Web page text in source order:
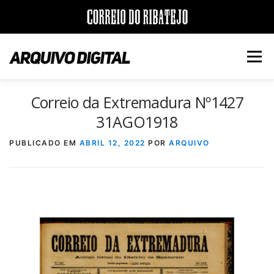
para
conteúdo
Menu
INÍCIO JORNAIS DÉCADAS
VERSÃO PDF E IMPRESSÃO
Correio da Extremadura Nº1427
31AGO1918
PUBLICADO EM ABRIL 12, 2022 POR ARQUIVO